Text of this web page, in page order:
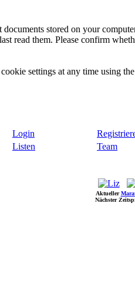
stored on your
read them. Please confirm
settings at any time using
Login
Listen Team
Aktueller
Nächster